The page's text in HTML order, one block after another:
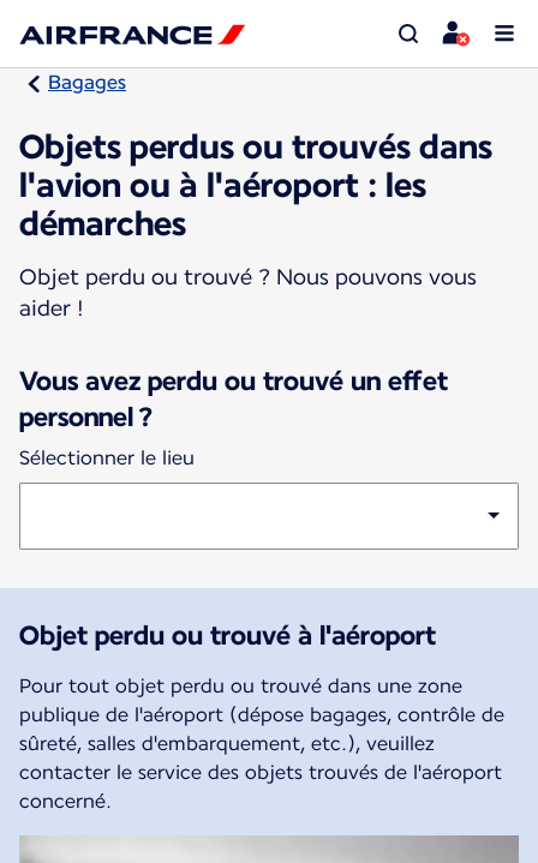
Bagages
Objets perdus ou trouvés dans
l'avion ou à l'aéroport : les
démarches
Objet perdu ou trouvé ? Nous pouvons vous
aider !
Vous avez perdu ou trouvé un effet
personnel ?
Sélectionner le lieu
Objet perdu ou trouvé à l'aéroport
Pour tout objet perdu ou trouvé dans une zone
publique de l'aéroport (dépose bagages, contrôle de
sûreté, salles d'embarquement, etc.), veuillez
contacter le service des objets trouvés de l'aéroport
concerné.